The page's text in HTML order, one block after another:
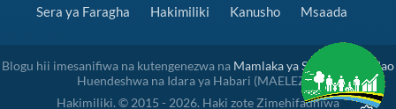
Sera ya Faragha
Hakimiliki Kanusho Msaada
Blogu hii imesanifiwa na kutengenezwa na Mamlaka ya Serikali Mtandao
Huendeshwa na Idara ya Habari (MAELEZO)
Hakimiliki. © 2015 - 2026. Haki zote Zimehifadhiwa